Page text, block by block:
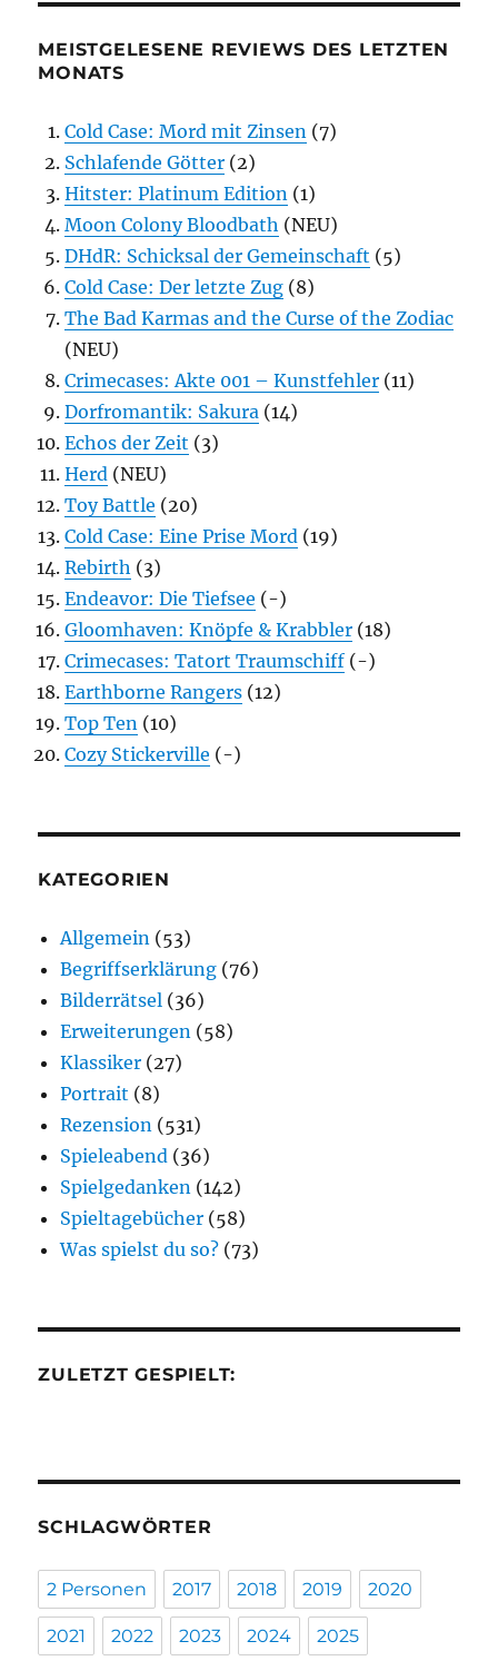
MEISTGELESENE REVIEWS DES LETZTEN
MONATS
Cold Case: Mord mit Zinsen (7)
Schlafende Götter (2)
Hitster: Platinum Edition (1)
Moon Colony Bloodbath (NEU)
DHdR: Schicksal der Gemeinschaft (5)
Cold Case: Der letzte Zug (8)
The Bad Karmas and the Curse of the Zodiac
(NEU)
Crimecases: Akte 001 – Kunstfehler (11)
Dorfromantik: Sakura (14)
Echos der Zeit (3)
Herd (NEU)
Toy Battle (20)
Cold Case: Eine Prise Mord (19)
Rebirth (3)
Endeavor: Die Tiefsee (-)
Gloomhaven: Knöpfe & Krabbler (18)
Crimecases: Tatort Traumschiff (-)
Earthborne Rangers (12)
Top Ten (10)
Cozy Stickerville (-)
KATEGORIEN
Allgemein (53)
Begriffserklärung (76)
Bilderrätsel (36)
Erweiterungen (58)
Klassiker (27)
Portrait (8)
Rezension (531)
Spieleabend (36)
Spielgedanken (142)
Spieltagebücher (58)
Was spielst du so? (73)
ZULETZT GESPIELT:
SCHLAGWÖRTER
2 Personen 2017 2018 2019 2020
2021 2022 2023 2024 2025